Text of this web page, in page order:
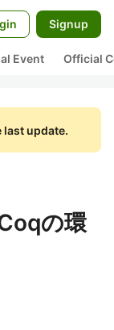
Signup
Event Official
last update.
の環